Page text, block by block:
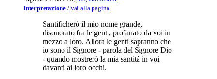
Interpretazione / vai alla pagina
Santificherò il mio nome grande,
disonorato fra le genti, profanato da voi in
mezzo a loro. Allora le genti sapranno che
io sono il Signore - parola del Signore Dio
- quando mostrerò la mia santità in voi
davanti ai loro occhi.